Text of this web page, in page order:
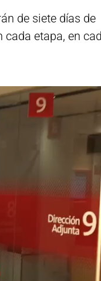
de siete días de
cada etapa, en